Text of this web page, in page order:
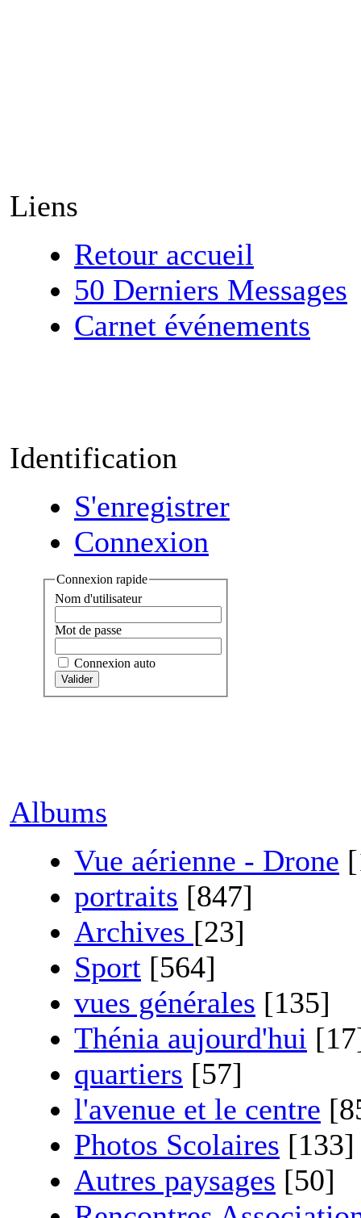
Liens
Retour accueil
50 Derniers Messages
Carnet événements
Identification
S'enregistrer
Connexion
Connexion rapide
Nom d'utilisateur
Mot de passe
Connexion auto
Albums
Vue aérienne - Drone
portraits [847]
Archives [23]
Sport [564]
vues générales [135]
Thénia aujourd'hui
quartiers [57]
l'avenue et le centre
Photos Scolaires [133]
Autres paysages [50]